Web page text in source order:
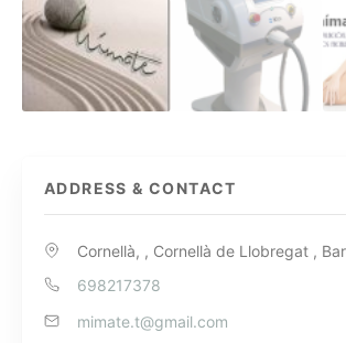
ADDRESS & CONTACT
Cornellà, , Cornellà de Llobregat ,
698217378
mimate.t@gmail.com